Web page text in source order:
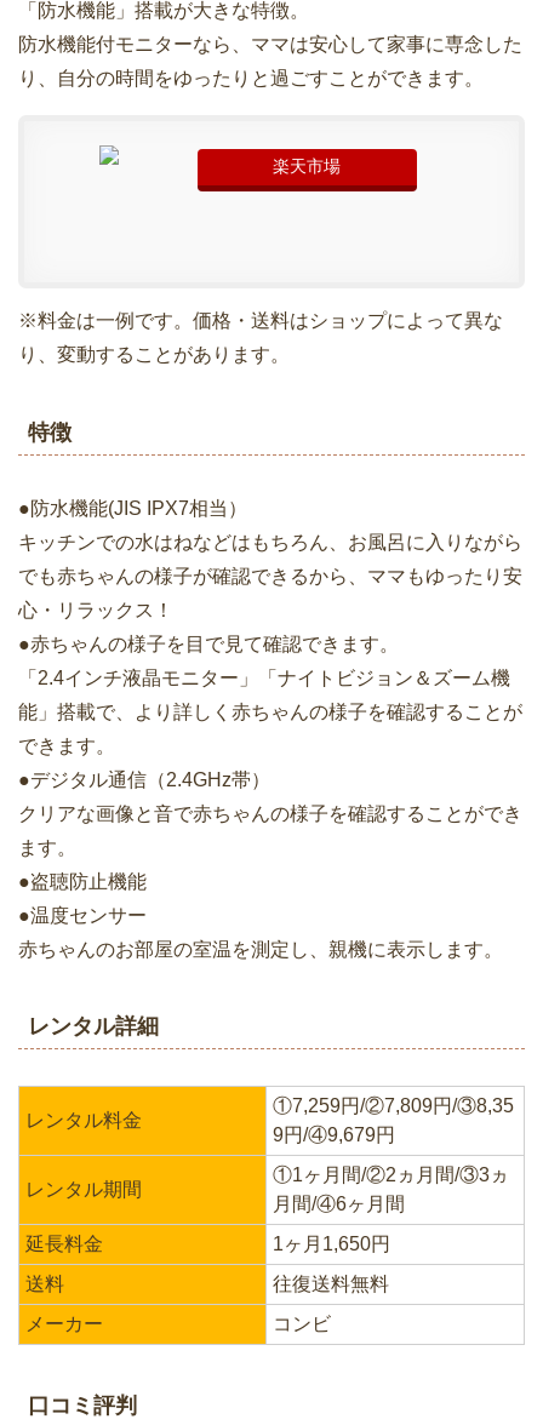
「防水機能」搭載が大きな特徴。
防水機能付モニターなら、ママは安心して家事に専念した
り、自分の時間をゆったりと過ごすことができます。
楽天市場
※料金は一例です。価格・送料はショップによって異な
り、変動することがあります。
特徴
●防水機能(JIS IPX7相当）
キッチンでの水はねなどはもちろん、お風呂に入りながら
でも赤ちゃんの様子が確認できるから、ママもゆったり安
心・リラックス！
●赤ちゃんの様子を目で見て確認できます。
「2.4インチ液晶モニター」「ナイトビジョン＆ズーム機
能」搭載で、より詳しく赤ちゃんの様子を確認することが
できます。
●デジタル通信（2.4GHz帯）
クリアな画像と音で赤ちゃんの様子を確認することができ
ます。
●盗聴防止機能
●温度センサー
赤ちゃんのお部屋の室温を測定し、親機に表示します。
レンタル詳細
レンタル料金
①7,259円/②7,809円/③8,35
9円/④9,679円
レンタル期間
①1ヶ月間/②2ヵ月間/③3ヵ
月間/④6ヶ月間
延長料金
1ヶ月1,650円
送料
往復送料無料
メーカー
コンビ
口コミ評判